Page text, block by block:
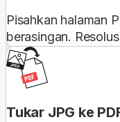
Pisahkan halaman
berasingan.
Tukar JPG ke